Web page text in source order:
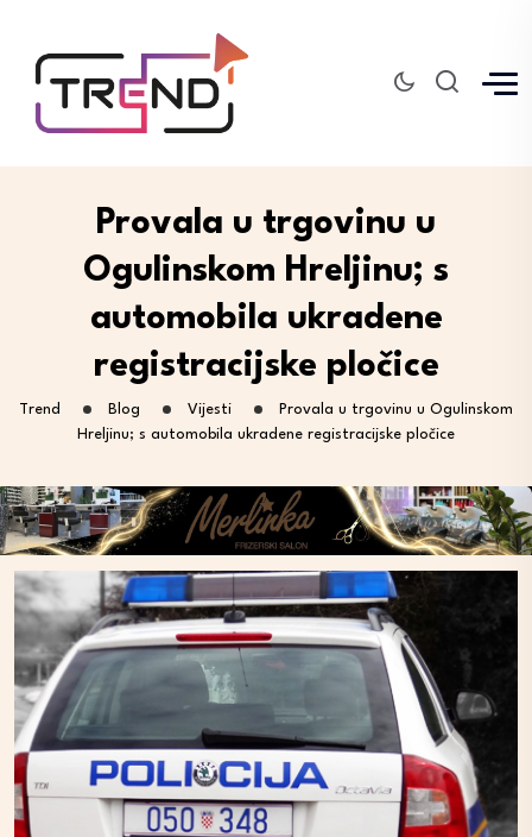
Provala u trgovinu u
Ogulinskom Hreljinu; s
automobila ukradene
registracijske pločice
Trend Blog Vijesti
Provala u trgovinu u Ogulinskom
Hreljinu; s automobila ukradene registracijske pločice